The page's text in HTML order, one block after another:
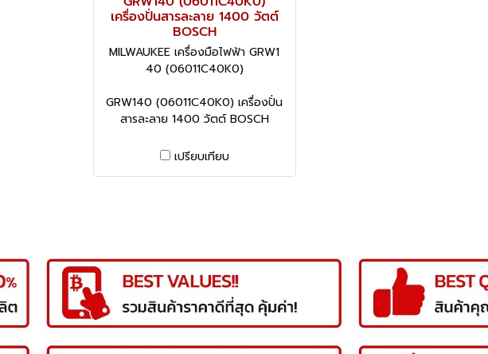
เครื่องปั่นสารละลาย 1400 วัตต์
BOSCH
MILWAUKEE เครื่องมือไฟฟ้า GRW1
40 (06011C40K0)
GRW140 (06011C40K0) เครื่องปั่น
สารละลาย 1400 วัตต์ BOSCH
เปรียบเทียบ